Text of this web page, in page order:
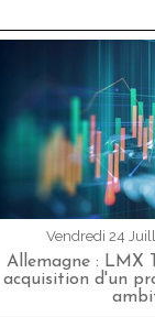
Vendredi 24
Allemagne : LMX
acquisition d'un